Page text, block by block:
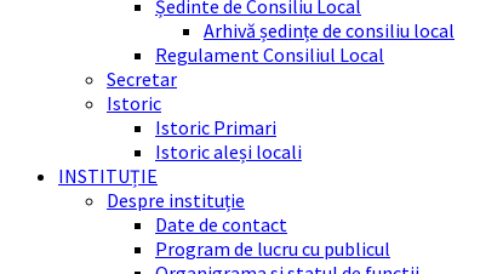
Ședinte de Consiliu Local
Arhivă ședințe de consiliu local
Regulament Consiliul Local
Secretar
Istoric
Istoric Primari
Istoric aleși locali
INSTITUȚIE
Despre instituție
Date de contact
Program de lucru cu publicul